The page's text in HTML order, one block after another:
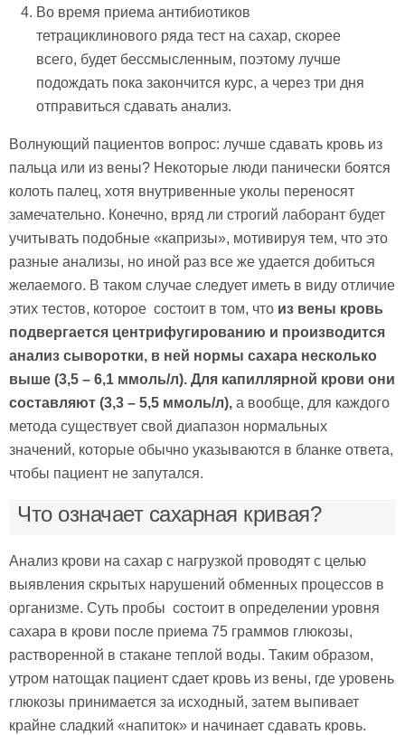
Во время приема антибиотиков
тетрациклинового ряда тест на сахар, скорее
всего, будет бессмысленным, поэтому лучше
подождать пока закончится курс, а через три дня
отправиться сдавать анализ.
Волнующий пациентов вопрос: лучше сдавать кровь из
пальца или из вены? Некоторые люди панически боятся
колоть палец, хотя внутривенные уколы переносят
замечательно. Конечно, вряд ли строгий лаборант будет
учитывать подобные «капризы», мотивируя тем, что это
разные анализы, но иной раз все же удается добиться
желаемого. В таком случае следует иметь в виду отличие
этих тестов, которое состоит в том, что из вены кровь
подвергается центрифугированию и производится
анализ сыворотки, в ней нормы сахара несколько
выше (3,5 – 6,1 ммоль/л). Для капиллярной крови они
составляют (3,3 – 5,5 ммоль/л), а вообще, для каждого
метода существует свой диапазон нормальных
значений, которые обычно указываются в бланке ответа,
чтобы пациент не запутался.
Что означает сахарная кривая?
Анализ крови на сахар с нагрузкой проводят с целью
выявления скрытых нарушений обменных процессов в
организме. Суть пробы состоит в определении уровня
сахара в крови после приема 75 граммов глюкозы,
растворенной в стакане теплой воды. Таким образом,
утром натощак пациент сдает кровь из вены, где уровень
глюкозы принимается за исходный, затем выпивает
крайне сладкий «напиток» и начинает сдавать кровь.